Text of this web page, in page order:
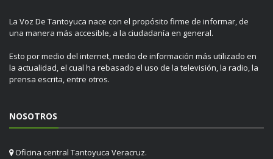
La Voz De Tantoyuca nace con el propósito firme de informar, de
una manera más accesible, a la ciudadanía en general.
Esto por medio del internet, medio de información más utilizado en
la actualidad, el cual ha rebasado el uso de la televisión, la radio, la
prensa escrita, entre otros.
NOSOTROS
Oficina central Tantoyuca Veracruz.